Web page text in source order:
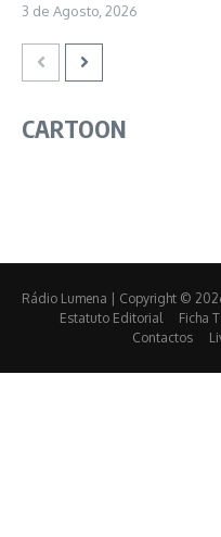
3 de Agosto, 2026
CARTOON
Rádio Lumena | Copyright ©
Estatuto Editorial
Ficha
Contactos